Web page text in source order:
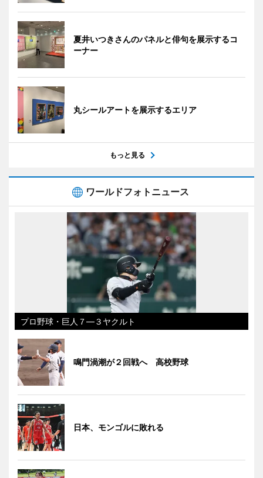
夏井いつきさんのパネルと俳句を展示するコ
ーナー
丸シールアートを展示するエリア
もっと見る
ワールドフォトニュース
プロ野球・巨人７―３ヤクルト
鳴門渦潮が２回戦へ 高校野球
日本、モンゴルに敗れる